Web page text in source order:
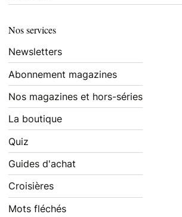
Nos services
Newsletters
Abonnement magazines
Nos magazines et hors-séries
La boutique
Quiz
Guides d'achat
Croisières
Mots fléchés